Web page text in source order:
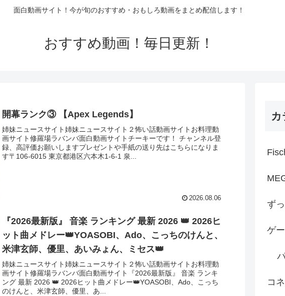
面白動画サイト！今が旬のおすすめ・おもしろ動画をまとめ配信します！
おすすめ動画！毎日更新！
開幕ランク③ 【Apex Legends】
姉妹ニュースサイト姉妹ニュースサイト２怖い話動画サイトお料理動
画サイト修羅場ラバンバ面白動画サイトチーキーです！ チャンネル登
録、高評価お願いしますプレゼントや手紙の送り先はこちらになりま
す〒106-6015 東京都港区六本木1-6-1 泉...
2026.08.06
『2026最新版』 音楽 ランキング 最新 2026 👑 2026ヒ
ット曲メドレー👑YOASOBI、Ado、こっちのけんと、
米津玄師、優里、あいみょん、ミセス👑
姉妹ニュースサイト姉妹ニュースサイト２怖い話動画サイトお料理動
画サイト修羅場ラバンバ面白動画サイト『2026最新版』 音楽 ランキ
ング 最新 2026 👑 2026ヒット曲メドレー👑YOASOBI、Ado、こっち
のけんと、米津玄師、優里、あ...
カ
ず
ゲ
コ